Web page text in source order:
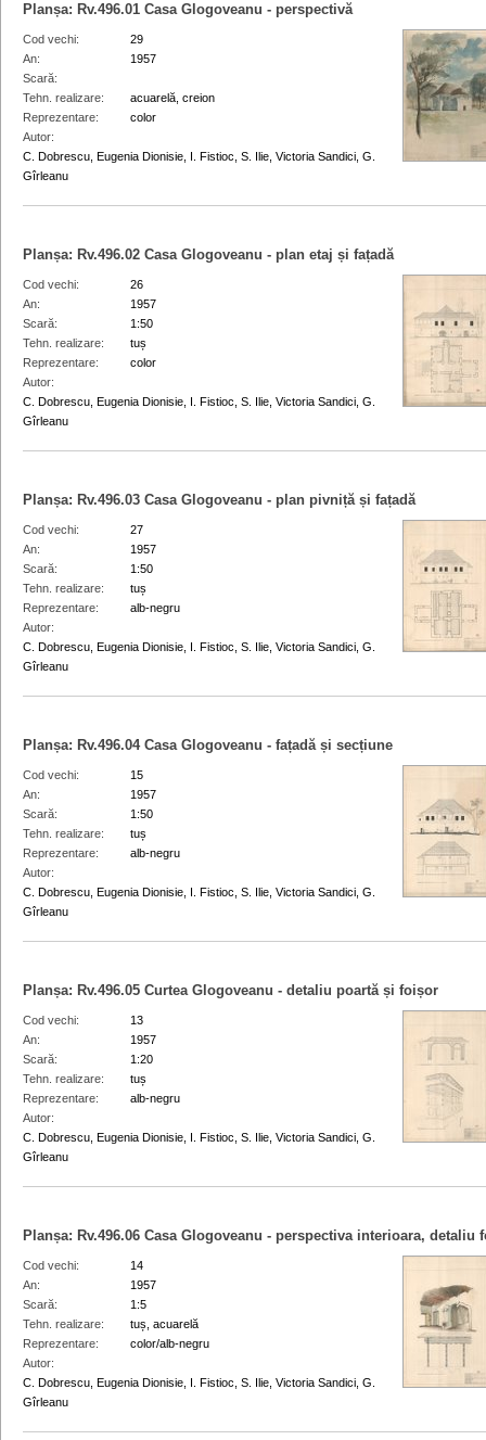
Planșa: Rv.496.01 Casa Glogoveanu - perspectivă
Cod vechi
29
An
1957
Scară
Tehn. realizare
acuarelă, creion
Reprezentare
color
Autor
C. Dobrescu, Eugenia Dionisie, I. Fistioc, S. Ilie, Victoria Sandici, G.
Gîrleanu
Planșa: Rv.496.02 Casa Glogoveanu - plan etaj și fațadă
Cod vechi
26
An
1957
Scară
1:50
Tehn. realizare
tuș
Reprezentare
color
Autor
C. Dobrescu, Eugenia Dionisie, I. Fistioc, S. Ilie, Victoria Sandici, G.
Gîrleanu
Planșa: Rv.496.03 Casa Glogoveanu - plan pivniță și fațadă
Cod vechi
27
An
1957
Scară
1:50
Tehn. realizare
tuș
Reprezentare
alb-negru
Autor
C. Dobrescu, Eugenia Dionisie, I. Fistioc, S. Ilie, Victoria Sandici, G.
Gîrleanu
Planșa: Rv.496.04 Casa Glogoveanu - fațadă și secțiune
Cod vechi
15
An
1957
Scară
1:50
Tehn. realizare
tuș
Reprezentare
alb-negru
Autor
C. Dobrescu, Eugenia Dionisie, I. Fistioc, S. Ilie, Victoria Sandici, G.
Gîrleanu
Planșa: Rv.496.05 Curtea Glogoveanu - detaliu poartă și foișor
Cod vechi
13
An
1957
Scară
1:20
Tehn. realizare
tuș
Reprezentare
alb-negru
Autor
C. Dobrescu, Eugenia Dionisie, I. Fistioc, S. Ilie, Victoria Sandici, G.
Gîrleanu
Planșa: Rv.496.06 Casa Glogoveanu - perspectiva interioara, detaliu
Cod vechi
14
An
1957
Scară
1:5
Tehn. realizare
tuș, acuarelă
Reprezentare
color/alb-negru
Autor
C. Dobrescu, Eugenia Dionisie, I. Fistioc, S. Ilie, Victoria Sandici, G.
Gîrleanu